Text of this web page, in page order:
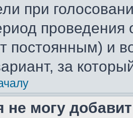
при
проведения
постоянным) и
за
не могу